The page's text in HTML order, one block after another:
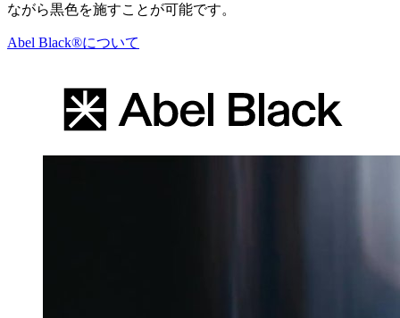
ながら黒色を施すことが可能です。
Abel Black®について